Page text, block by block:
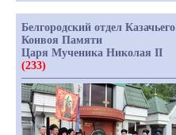
Белгородский отдел Казачьего
Конвоя Памяти
Царя Мученика Николая II
(233)